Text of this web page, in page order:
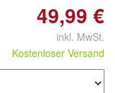
49,99 €
inkl. MwSt.
Kostenloser Versand